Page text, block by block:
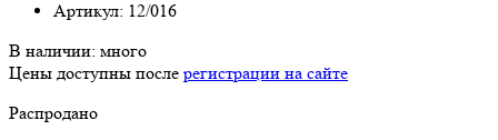
Артикул: 12/016
В наличии: много
Цены доступны после регистрации на сайте
Распродано